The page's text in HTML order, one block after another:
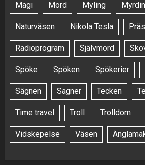
Magi Mord Myling
Naturväsen Nikola Tesla
Radioprogram Självmord
Spöke Spöken Spökerier
Sägnen Sägner Tecken
Time travel Troll Trolldom
Vidskepelse Väsen